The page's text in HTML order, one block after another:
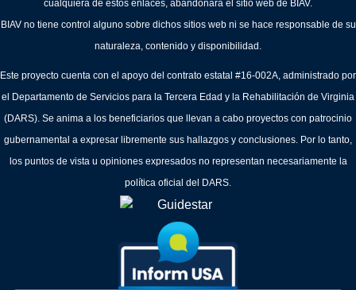
cualquiera de estos enlaces, abandonará el sitio web de BIAV.
BIAV no tiene control alguno sobre dichos sitios web ni se hace responsable de su
naturaleza, contenido y disponibilidad.
Este proyecto cuenta con el apoyo del contrato estatal #16-002A, administrado por
el Departamento de Servicios para la Tercera Edad y la Rehabilitación de Virginia
(DARS). Se anima a los beneficiarios que llevan a cabo proyectos con patrocinio
gubernamental a expresar libremente sus hallazgos y conclusiones. Por lo tanto,
los puntos de vista u opiniones expresados no representan necesariamente la
política oficial del DARS.